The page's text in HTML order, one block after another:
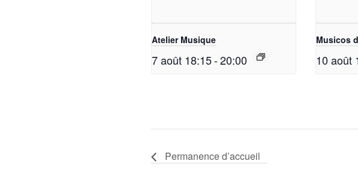
Atelier Musique
7 août 18:15-20:00
Musicos
10 août
Permanence d’accueil